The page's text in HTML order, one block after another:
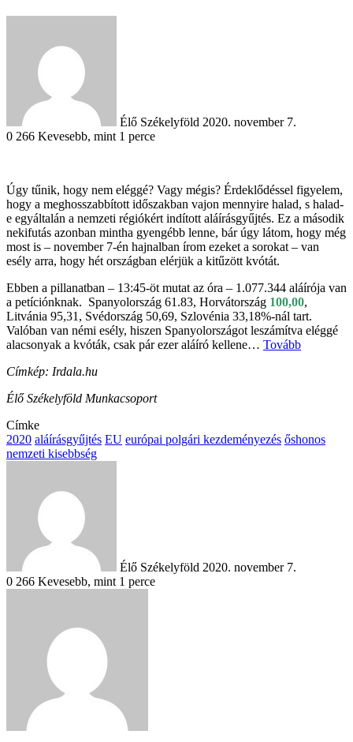
Élő Székelyföld 2020. november 7.
0 266 Kevesebb, mint 1 perce
Úgy tűnik, hogy nem eléggé? Vagy mégis? Érdeklődéssel figyelem,
hogy a meghosszabbított időszakban vajon mennyire halad, s halad-
e egyáltalán a nemzeti régiókért indított aláírásgyűjtés. Ez a második
nekifutás azonban mintha gyengébb lenne, bár úgy látom, hogy még
most is – november 7-én hajnalban írom ezeket a sorokat – van
esély arra, hogy hét országban elérjük a kitűzött kvótát.
Ebben a pillanatban – 13:45-öt mutat az óra – 1.077.344 aláírója van
a petíciónknak. Spanyolország 61.83, Horvátország 100,00,
Litvánia 95,31, Svédország 50,69, Szlovénia 33,18%-nál tart.
Valóban van némi esély, hiszen Spanyolországot leszámítva eléggé
alacsonyak a kvóták, csak pár ezer aláíró kellene… Tovább
Címkép: Irdala.hu
Élő Székelyföld Munkacsoport
Címke
2020 aláírásgyűjtés EU európai polgári kezdeményezés őshonos
nemzeti kisebbség
Élő Székelyföld 2020. november 7.
0 266 Kevesebb, mint 1 perce